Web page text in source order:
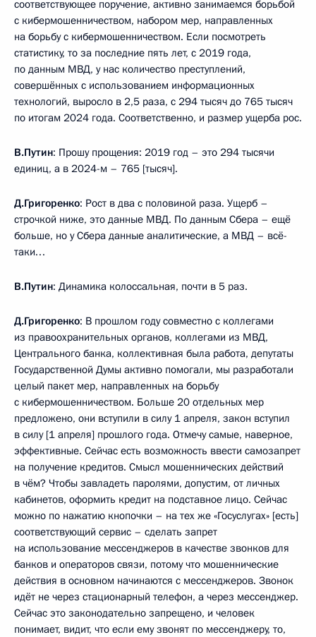
соответствующее поручение, активно занимаемся борьбой
с кибермошенничеством, набором мер, направленных
на борьбу с кибермошенничеством. Если посмотреть
статистику, то за последние пять лет, с 2019 года,
по данным МВД, у нас количество преступлений,
совершённых с использованием информационных
технологий, выросло в 2,5 раза, с 294 тысяч до 765 тысяч
по итогам 2024 года. Соответственно, и размер ущерба рос.
В.Путин: Прошу прощения: 2019 год – это 294 тысячи
единиц, а в 2024-м – 765 [тысяч].
Д.Григоренко: Рост в два с половиной раза. Ущерб –
строчкой ниже, это данные МВД. По данным Сбера – ещё
больше, но у Сбера данные аналитические, а МВД – всё-
таки…
В.Путин: Динамика колоссальная, почти в 5 раз.
Д.Григоренко: В прошлом году совместно с коллегами
из правоохранительных органов, коллегами из МВД,
Центрального банка, коллективная была работа, депутаты
Государственной Думы активно помогали, мы разработали
целый пакет мер, направленных на борьбу
с кибермошенничеством. Больше 20 отдельных мер
предложено, они вступили в силу 1 апреля, закон вступил
в силу [1 апреля] прошлого года. Отмечу самые, наверное,
эффективные. Сейчас есть возможность ввести самозапрет
на получение кредитов. Смысл мошеннических действий
в чём? Чтобы завладеть паролями, допустим, от личных
кабинетов, оформить кредит на подставное лицо. Сейчас
можно по нажатию кнопочки – на тех же «Госуслугах» [есть]
соответствующий сервис – сделать запрет
на использование мессенджеров в качестве звонков для
банков и операторов связи, потому что мошеннические
действия в основном начинаются с мессенджеров. Звонок
идёт не через стационарный телефон, а через мессенджер.
Сейчас это законодательно запрещено, и человек
понимает, видит, что если ему звонят по мессенджеру, то,